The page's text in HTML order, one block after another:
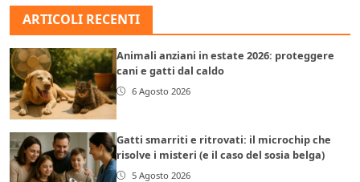
ARTICOLI RECENTI
Animali anziani in estate 2026: proteggere
cani e gatti dal caldo
6 Agosto 2026
Gatti smarriti e ritrovati: il microchip che
risolve i misteri (e il caso del sosia belga)
5 Agosto 2026